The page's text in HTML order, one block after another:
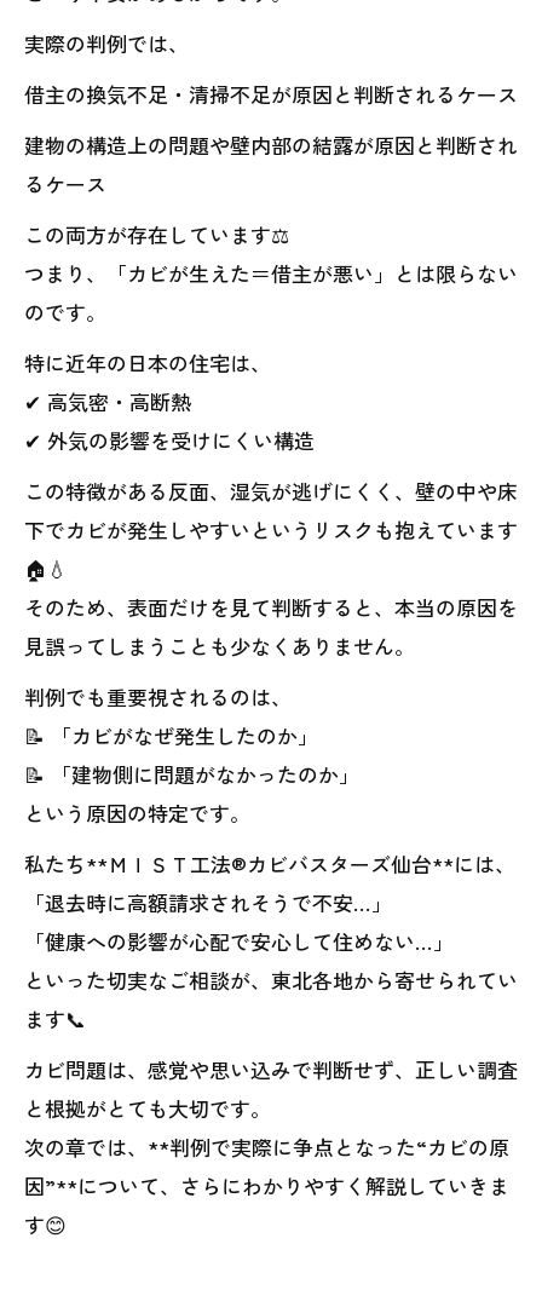
実際の判例では、
借主の換気不足・清掃不足が原因と判断されるケース
建物の構造上の問題や壁内部の結露が原因と判断され
るケース
この両方が存在しています⚖️
つまり、「カビが生えた＝借主が悪い」とは限らない
のです。
特に近年の日本の住宅は、
✔ 高気密・高断熱
✔ 外気の影響を受けにくい構造
この特徴がある反面、湿気が逃げにくく、壁の中や床
下でカビが発生しやすいというリスクも抱えています
🏠💧
そのため、表面だけを見て判断すると、本当の原因を
見誤ってしまうことも少なくありません。
判例でも重要視されるのは、
📝 「カビがなぜ発生したのか」
📝 「建物側に問題がなかったのか」
という原因の特定です。
私たち**ＭＩＳＴ工法®カビバスターズ仙台**には、
「退去時に高額請求されそうで不安…」
「健康への影響が心配で安心して住めない…」
といった切実なご相談が、東北各地から寄せられてい
ます📞
カビ問題は、感覚や思い込みで判断せず、正しい調査
と根拠がとても大切です。
次の章では、**判例で実際に争点となった“カビの原
因”**について、さらにわかりやすく解説していきま
す😊